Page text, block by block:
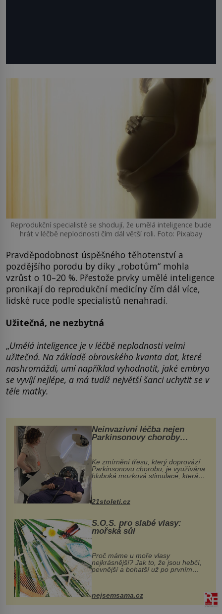
Reprodukční specialisté se shodují, že umělá inteligence bude
hrát v léčbě neplodnosti čím dál větší roli. Foto: Pixabay
Pravděpodobnost úspěšného těhotenství a
pozdějšího porodu by díky „robotům“ mohla
vzrůst o 10–20 %. Přestože prvky umělé inteligence
pronikají do reprodukční medicíny čím dál více,
lidské ruce podle specialistů nenahradí.
Užitečná, ne nezbytná
„Umělá inteligence je v léčbě neplodnosti velmi
užitečná. Na základě obrovského kvanta dat, které
nashromáždí, umí například vyhodnotit, jaké embryo
se vyvíjí nejlépe, a má tudíž největší šanci uchytit se v
těle matky.
Neinvazivní léčba nejen
Parkinsonovy choroby
Ke zmírnění třesu, který doprovází
Parkinsonovu chorobu, je využívána
hluboká mozková stimulace, která
však vyžaduje vysoce invazivní
k dostatečně přesnému zacílení ...
21stoleti.cz
S.O.S. pro slabé vlasy:
mořská sůl
Proč máme u moře vlasy
nejkrásnější? Jak to, že jsou hebčí,
pevnější a bohatší už po prvním
vlasy. ...
nejsemsama.cz